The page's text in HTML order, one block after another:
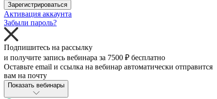
Зарегистрироваться
Активация аккаунта
Забыли пароль?
Подпишитесь на рассылку
и получите запись вебинара за 7500 ₽ бесплатно
Оставьте email и ссылка на вебинар автоматически отправится
вам на почту
Показать вебинары